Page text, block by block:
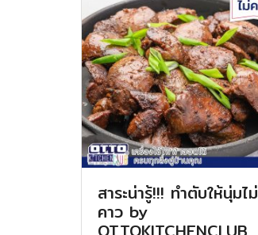
สาระน่ารู้!!! ทำตับให้นุ่มไม่
คาว by